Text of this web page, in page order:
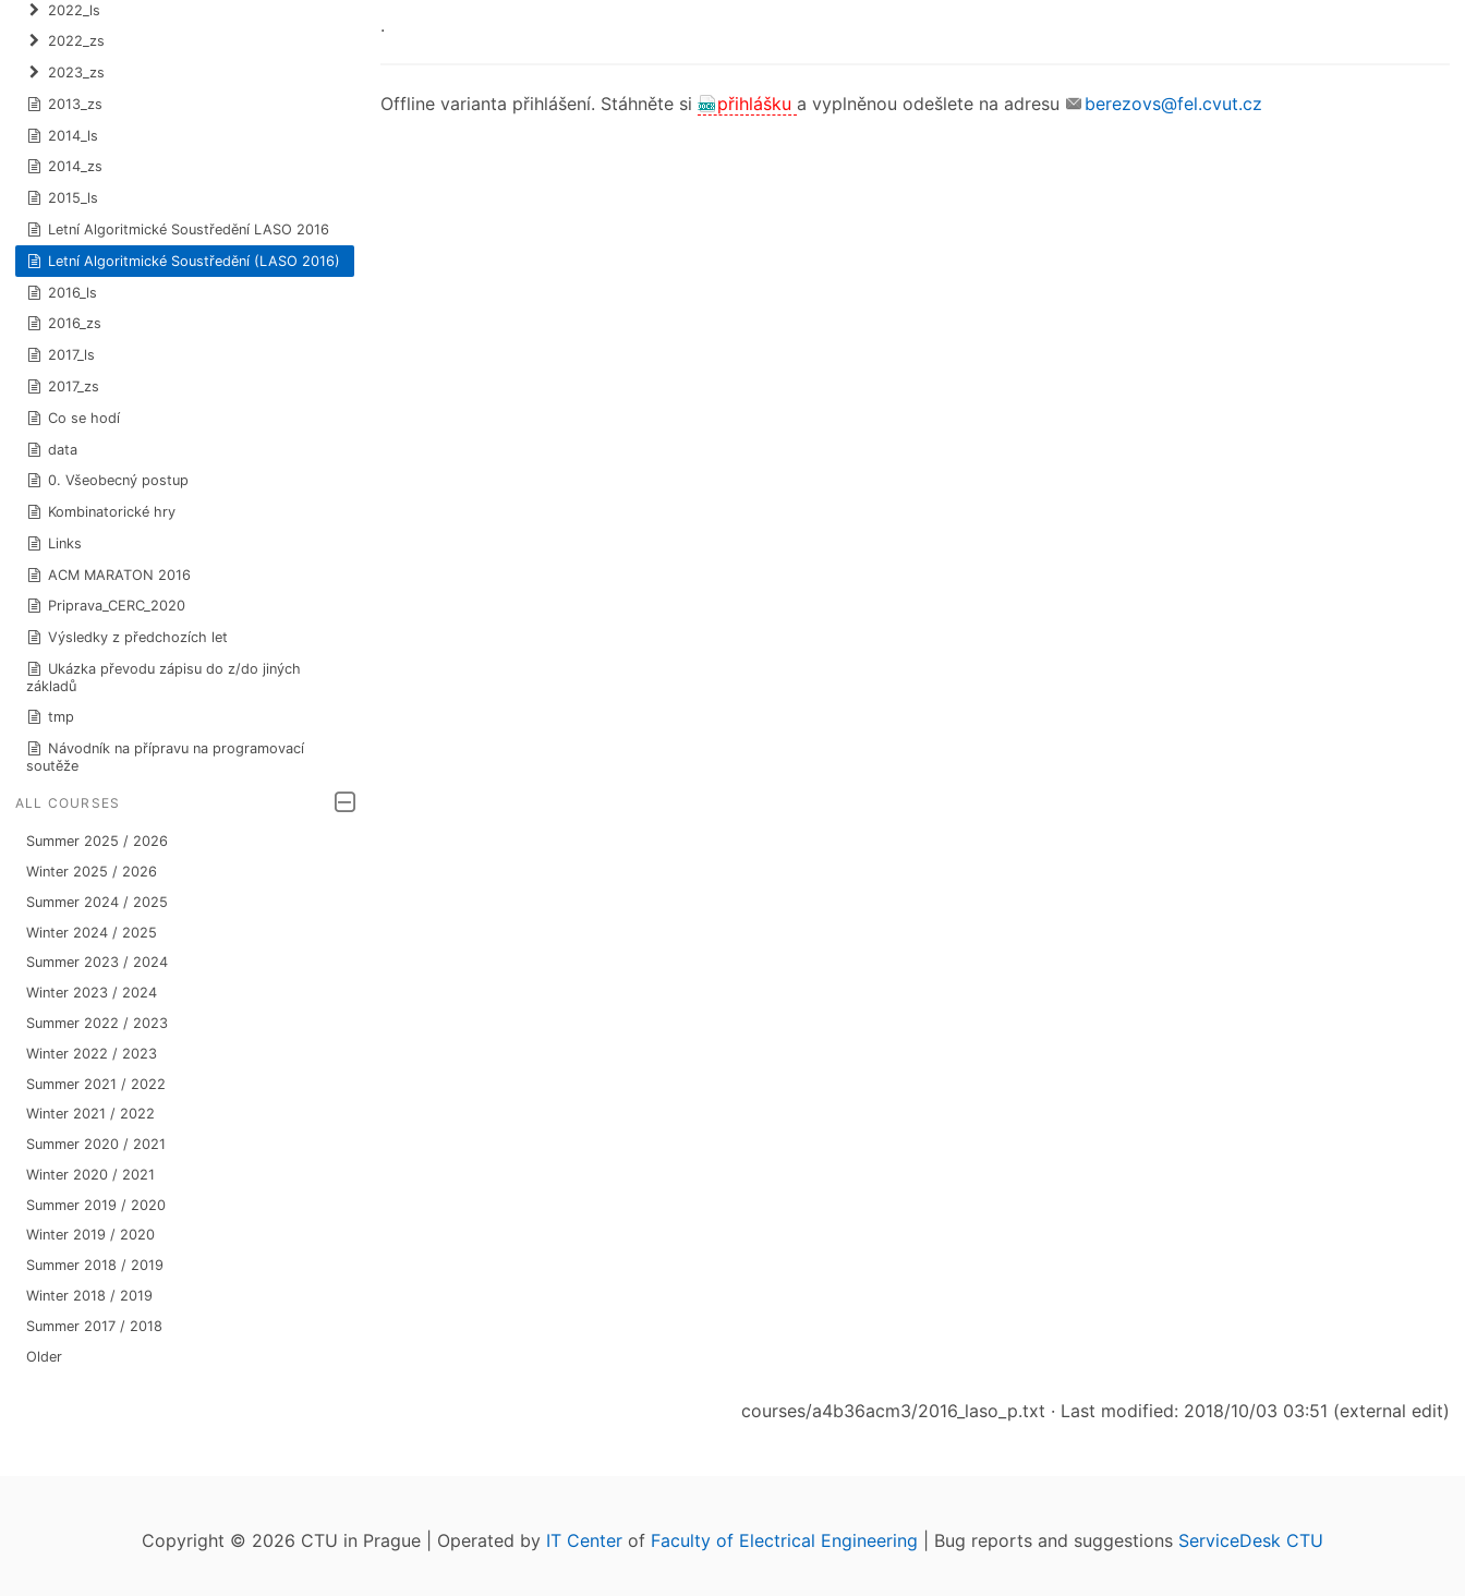
2022_ls
2022_zs
2023_zs
2013_zs
2014_ls
2014_zs
2015_ls
Letní Algoritmické Soustředění LASO 2016
Letní Algoritmické Soustředění (LASO 2016)
2016_ls
2016_zs
2017_ls
2017_zs
Co se hodí
data
0. Všeobecný postup
Kombinatorické hry
Links
ACM MARATON 2016
Priprava_CERC_2020
Výsledky z předchozích let
Ukázka převodu zápisu do z/do jiných
základů
tmp
Návodník na přípravu na programovací
soutěže
ALL COURSES
Summer 2025 / 2026
Winter 2025 / 2026
Summer 2024 / 2025
Winter 2024 / 2025
Summer 2023 / 2024
Winter 2023 / 2024
Summer 2022 / 2023
Winter 2022 / 2023
Summer 2021 / 2022
Winter 2021 / 2022
Summer 2020 / 2021
Winter 2020 / 2021
Summer 2019 / 2020
Winter 2019 / 2020
Summer 2018 / 2019
Winter 2018 / 2019
Summer 2017 / 2018
Older
.
Offline varianta přihlášení. Stáhněte si přihlášku a vyplněnou odešlete na adresu berezovs@fel.cvut.cz
courses/a4b36acm3/2016_laso_p.txt · Last modified: 2018/10/03 03:51 (external edit)
Copyright © 2026 CTU in Prague | Operated by IT Center of Faculty of Electrical Engineering | Bug reports and suggestions ServiceDesk CTU